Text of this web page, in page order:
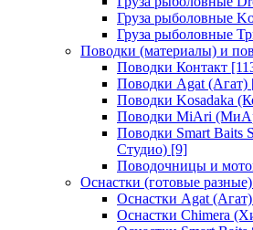
Груза рыболовные
Груза рыболовные
Поводки (материалы) и
Поводки Контакт
Поводки Agat (Агат)
Поводки Kosadaka
Поводки MiAri
Поводки Smart Baits
Студио) [9]
Поводочницы и
Оснастки (готовые разные)
Оснастки Agat (Агат)
Оснастки Chimera